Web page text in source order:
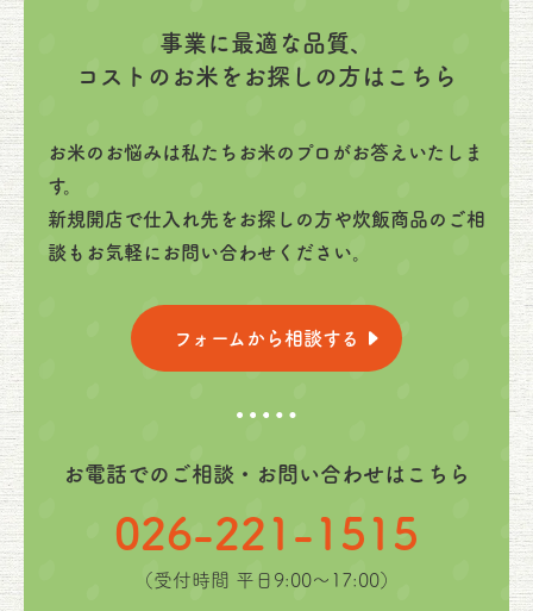
事業に最適な品質、
コストのお米をお探しの方はこちら
お米のお悩みは私たちお米のプロがお答えいたしま
す。
新規開店で仕入れ先をお探しの方や炊飯商品のご相
談もお気軽にお問い合わせください。
フォームから相談する
お電話でのご相談・お問い合わせはこちら
026-221-1515
（受付時間 平日9:00〜17:00）